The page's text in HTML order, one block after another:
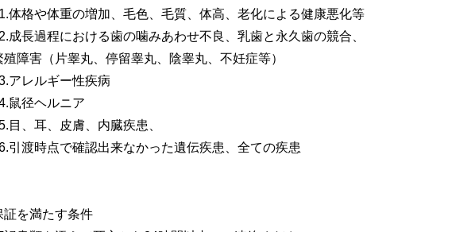
体格や体重の増加、毛色、毛質、体高、老化による健康悪化等
成長過程における歯の噛みあわせ不良、乳歯と永久歯の競合、
殖障害（片睾丸、停留睾丸、陰睾丸、不妊症等）
アレルギー性疾病
鼠径ヘルニア
目、耳、皮膚、内臓疾患、
引渡時点で確認出来なかった遺伝疾患、全ての疾患
証を満たす条件